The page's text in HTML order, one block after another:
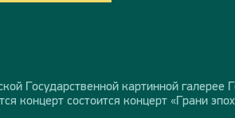
Государственной картинной
концерт состоится концерт «Грани